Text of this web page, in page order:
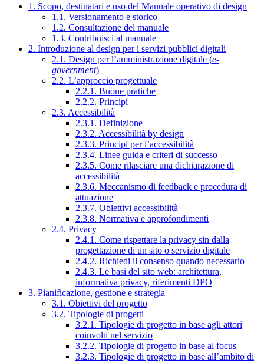
1. Scopo, destinatari e uso del Manuale operativo di design
1.1. Versionamento e storico
1.2. Consultazione del manuale
1.3. Contribuisci al manuale
2. Introduzione al design per i servizi pubblici digitali
2.1. Design per l’amministrazione digitale (e-
government)
2.2. L’approccio progettuale
2.2.1. Buone pratiche
2.2.2. Principi
2.3. Accessibilità
2.3.1. Definizione
2.3.2. Accessibilità by design
2.3.3. Principi per l’accessibilità
2.3.4. Linee guida e criteri di successo
2.3.5. Come rilasciare una dichiarazione di
accessibilità
2.3.6. Meccanismo di feedback e procedura di
attuazione
2.3.7. Obiettivi accessibilità
2.3.8. Normativa e approfondimenti
2.4. Privacy
2.4.1. Come rispettare la privacy sin dalla
progettazione di un sito o servizio digitale
2.4.2. Richiedi il consenso quando necessario
2.4.3. Le basi del sito web: architettura,
informativa privacy, riferimenti DPO
3. Pianificazione, gestione e strategia
3.1. Obiettivi del progetto
3.2. Tipologie di progetti
3.2.1. Tipologie di progetto in base agli attori
coinvolti nel servizio
3.2.2. Tipologie di progetto in base al focus
3.2.3. Tipologie di progetto in base all’ambito di